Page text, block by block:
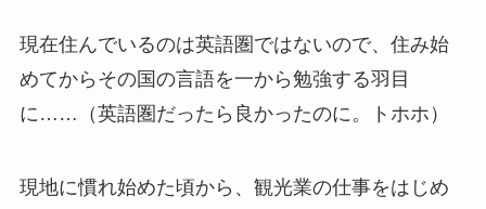
現在住んでいるのは英語圏ではないので、住み始
めてからその国の言語を一から勉強する羽目
に……（英語圏だったら良かったのに。トホホ）
現地に慣れ始めた頃から、観光業の仕事をはじめ